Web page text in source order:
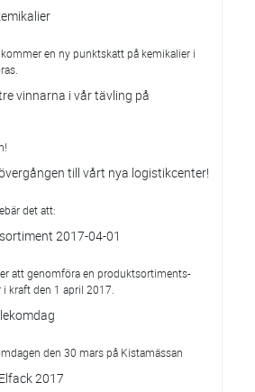
en ny punktskatt på kemikalier i
vinnarna i vår tävling på
till vårt nya logistikcenter!
det att:
2017-04-01
att genomföra en produktsortiments-
kraft den 1 april 2017.
den 30 mars på Kistamässan
2017